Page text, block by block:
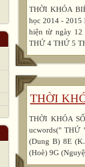
THỜI KHÓA
học 2014 -
hiện từ ngày
THỨ 4 THỨ 5
THỜI
THỜI KHÓA
ucwords(" THỨ
(Dung B) 8E
(Hoè) 9G